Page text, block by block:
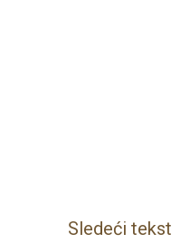
Sledeći tekst